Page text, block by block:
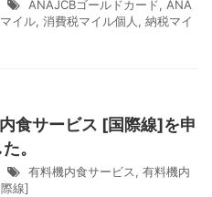
ANAJCBゴールドカード, ANA
イル, 消費税マイル個人, 納税マイ
食サービス [国際線]を申
。
有料機内食サービス, 有料機内
線]